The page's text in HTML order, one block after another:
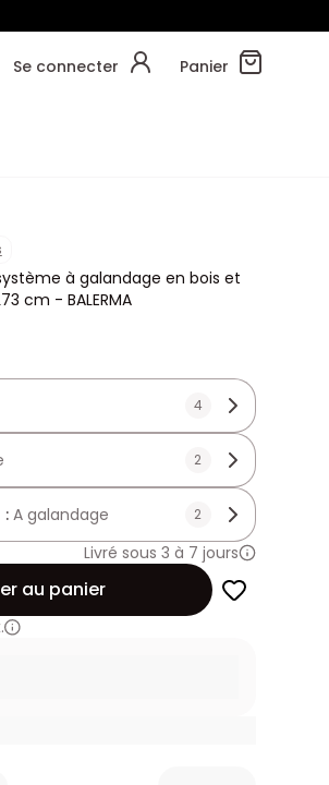
Se connecter Panier
à galandage en bois et
cm - BALERMA
4
2
:A galandage 2
Livré sous 3 à 7 jours
au panier